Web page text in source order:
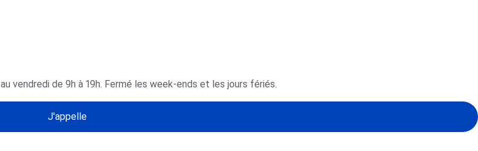
vendredi de 9h à 19h. Fermé les week-ends et les jours fériés.
J'appelle